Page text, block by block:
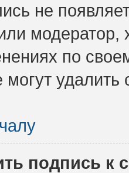
не
модератор,
по
могут
подпись к